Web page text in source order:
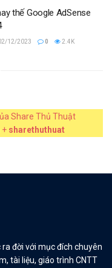
thế Google AdSense
12/2023 0 2.4K
Share Thủ Thuật
+ sharethuthuat
đời với mục đích chuyên
tài liệu, giáo trình CNTT